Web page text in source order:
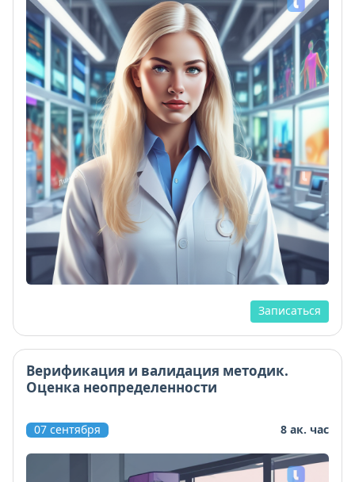
Записаться
Верификация и валидация методик.
Оценка неопределенности
07 сентября 8 ак. час